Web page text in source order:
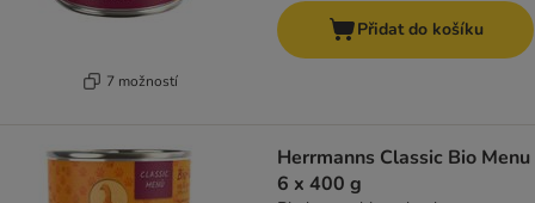
7 možností
Přidat do košíku
Herrmanns Classic Bio Menu
6 x 400 g